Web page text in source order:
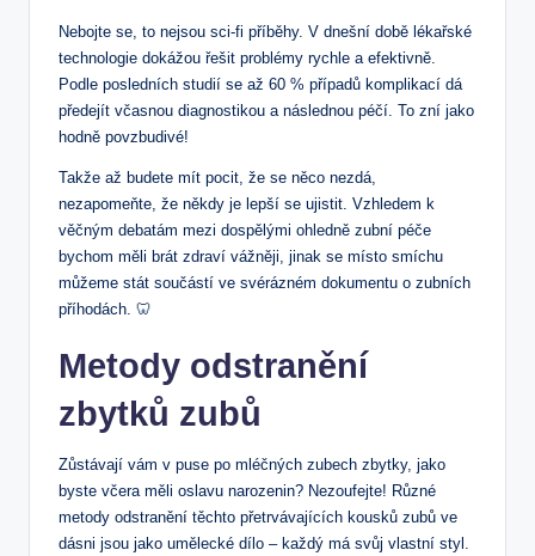
Nebojte se, to nejsou sci-fi příběhy. V dnešní době lékařské
technologie dokážou řešit problémy rychle a efektivně.
Podle posledních studií se až 60 % případů komplikací dá
předejít včasnou diagnostikou a následnou péčí. To zní jako
hodně povzbudivé!
Takže až budete mít pocit, že se něco nezdá,
nezapomeňte, že někdy je lepší se ujistit. Vzhledem k
věčným debatám mezi dospělými ohledně zubní péče
bychom měli brát zdraví vážněji, jinak se místo smíchu
můžeme stát součástí ve svérázném dokumentu o zubních
příhodách. 🦷
Metody odstranění
zbytků zubů
Zůstávají vám v puse po mléčných zubech zbytky, jako
byste včera měli oslavu narozenin? Nezoufejte! Různé
metody odstranění těchto přetrvávajících kousků zubů ve
dásni jsou jako umělecké dílo – každý má svůj vlastní styl.